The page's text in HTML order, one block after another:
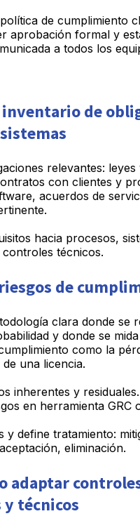
de cumplimiento
aprobación formal y
a todos los
inventario de
relevantes: leyes
con clientes y
acuerdos de
hacia procesos,
técnicos.
de
clara donde se
y donde se
como la
una licencia.
inherentes y
en herramienta GRC
y define tratamiento:
eliminación.
adaptar
técnicos